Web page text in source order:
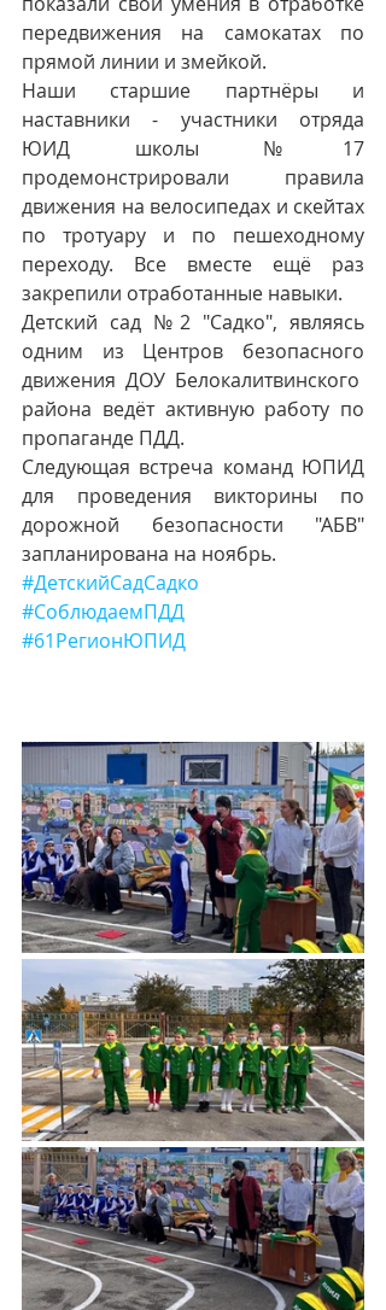
передвижения на самокатах по
прямой линии и змейкой.
Наши старшие партнёры и
наставники - участники отряда
ЮИД школы №17
продемонстрировали  правила
движения на велосипедах и скейтах
по тротуару и по пешеходному
переходу. Все вместе ещё раз
закрепили отработанные навыки.
Детский сад №2 "Садко", являясь
одним из Центров безопасного
движения ДОУ Белокалитвинского
района ведёт активную работу по
пропаганде ПДД.
Следующая встреча команд ЮПИД
для проведения викторины по
дорожной безопасности "АБВ"
запланирована на ноябрь.
#ДетскийСадСадко
#СоблюдаемПДД
#61РегионЮПИД